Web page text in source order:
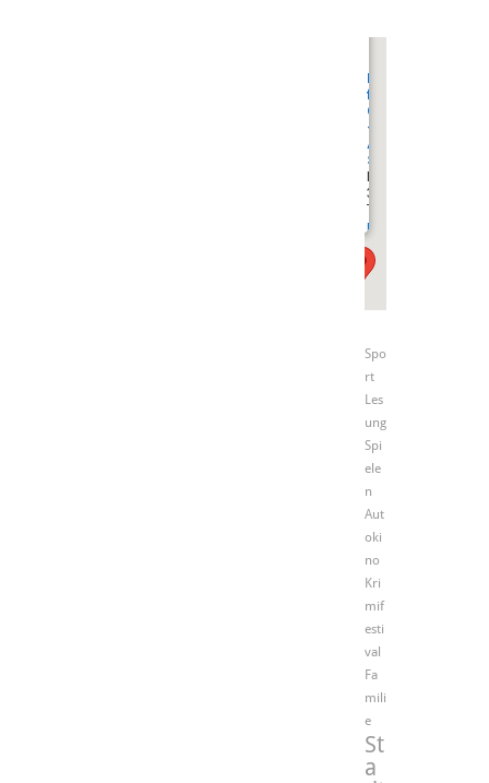
Museum
für
Gießen
-
Altes
Schloss
Brandplatz 2
35390 Gießen
Tel.: +49641 306
Spo
rt
Les
ung
Spi
ele
n
Aut
oki
no
Kri
mif
esti
val
Fa
mili
e
St
a